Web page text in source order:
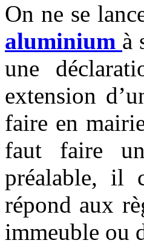
On ne se
aluminium à
une
extension
faire en
faut faire
préalable, il
répond aux
immeuble ou